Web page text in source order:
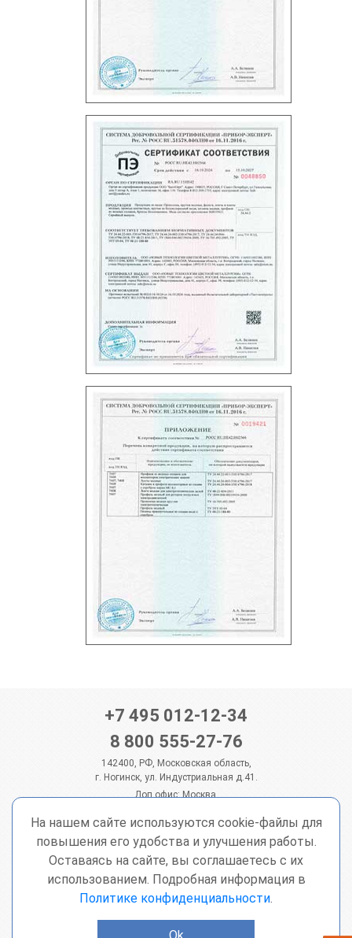
+7 495 012-12-34
8 800 555-27-76
142400, РФ, Московская область,
г. Ногинск, ул. Индустриальная д.41.
Доп.офис: Москва,
sale@ntcm.ru
© 2026 ООО "НТЦМ" - медный прокат
Подписаться на рассылку
Согласен сполитикой конфиденциальности
На нашем сайте используются cookie-файлы для
повышения его удобства и улучшения работы.
Оставаясь на сайте, вы соглашаетесь с их
использованием. Подробная информация в
Политике конфиденциальности.